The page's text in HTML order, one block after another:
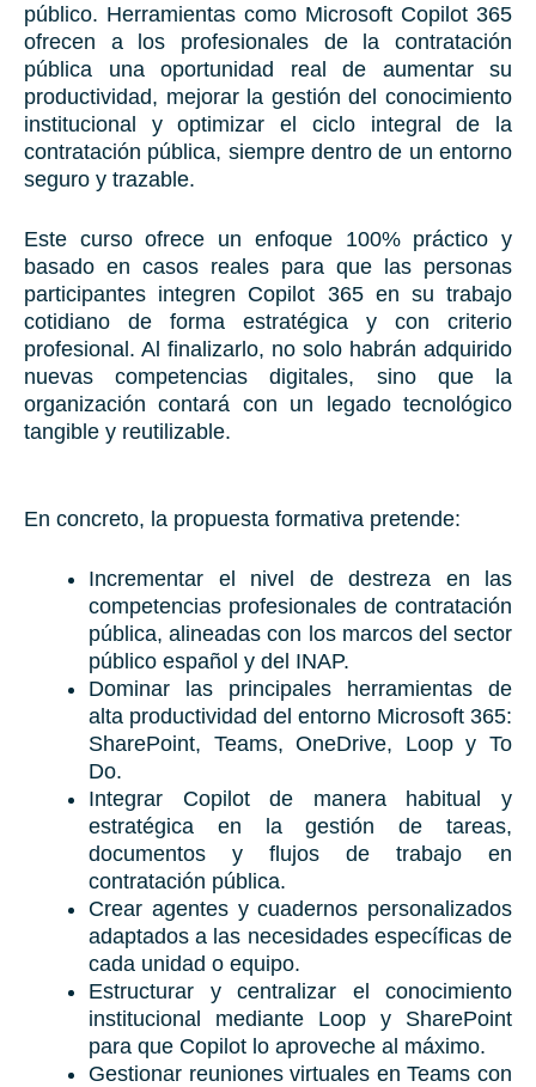
público. Herramientas como Microsoft Copilot 365
ofrecen a los profesionales de la contratación
pública una oportunidad real de aumentar su
productividad, mejorar la gestión del conocimiento
institucional y optimizar el ciclo integral de la
contratación pública, siempre dentro de un entorno
seguro y trazable.
Este curso ofrece un enfoque 100% práctico y
basado en casos reales para que las personas
participantes integren Copilot 365 en su trabajo
cotidiano de forma estratégica y con criterio
profesional. Al finalizarlo, no solo habrán adquirido
nuevas competencias digitales, sino que la
organización contará con un legado tecnológico
tangible y reutilizable.
En concreto, la propuesta formativa pretende:
Incrementar el nivel de destreza en las
competencias profesionales de contratación
pública, alineadas con los marcos del sector
público español y del INAP.
Dominar las principales herramientas de
alta productividad del entorno Microsoft 365:
SharePoint, Teams, OneDrive, Loop y To
Do.
Integrar Copilot de manera habitual y
estratégica en la gestión de tareas,
documentos y flujos de trabajo en
contratación pública.
Crear agentes y cuadernos personalizados
adaptados a las necesidades específicas de
cada unidad o equipo.
Estructurar y centralizar el conocimiento
institucional mediante Loop y SharePoint
para que Copilot lo aproveche al máximo.
Gestionar reuniones virtuales en Teams con